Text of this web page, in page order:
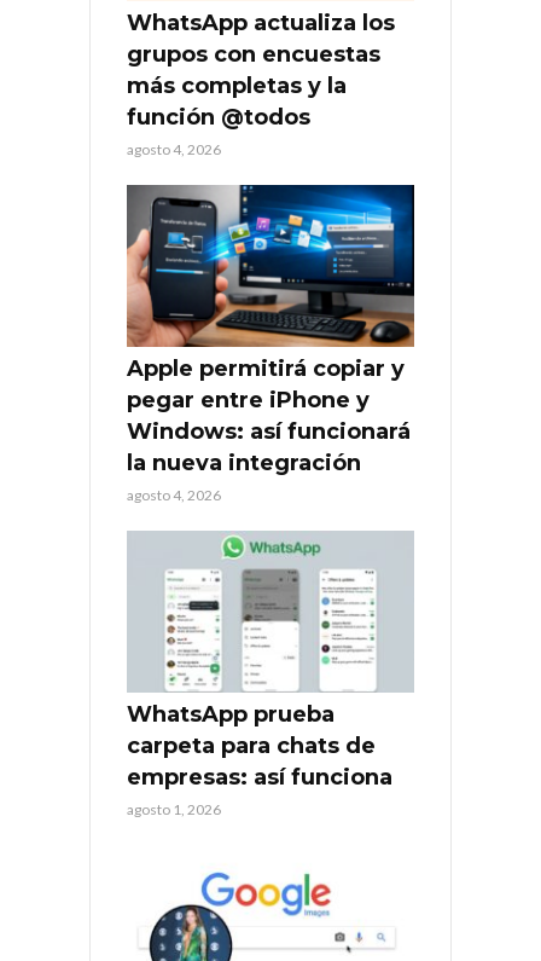
WhatsApp actualiza los
grupos con encuestas
más completas y la
función @todos
agosto 4, 2026
Apple permitirá copiar y
pegar entre iPhone y
Windows: así funcionará
la nueva integración
agosto 4, 2026
WhatsApp prueba
carpeta para chats de
empresas: así funciona
agosto 1, 2026